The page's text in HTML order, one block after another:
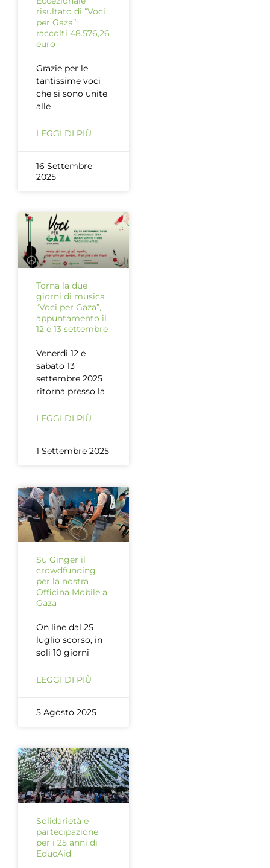
risultato di “Voci
per Gaza”:
raccolti 48.576,26
euro
Grazie per le
tantissime voci
che si sono unite
alle
LEGGI DI PIÙ
16 Settembre
2025
Torna la due
giorni di musica
“Voci per Gaza”,
appuntamento il
12 e 13 settembre
Venerdì 12 e
sabato 13
settembre 2025
ritorna presso la
LEGGI DI PIÙ
1 Settembre 2025
Su Ginger il
crowdfunding
per la nostra
Officina Mobile a
Gaza
On line dal 25
luglio scorso, in
soli 10 giorni
LEGGI DI PIÙ
5 Agosto 2025
Solidarietà e
partecipazione
per i 25 anni di
EducAid